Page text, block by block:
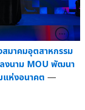
มาคมอุตสาหกรรม
งนาม MOU พัฒนา
แห่งอนาคต —